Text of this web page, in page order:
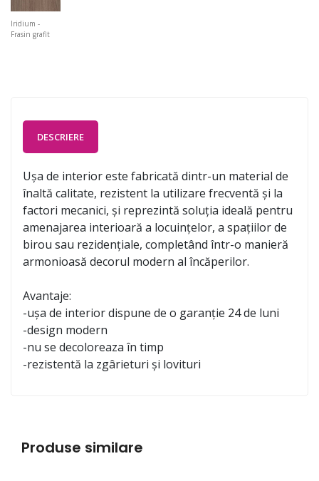
Iridium -
Frasin grafit
DESCRIERE
Ușa de interior este fabricată dintr-un material de
înaltă calitate, rezistent la utilizare frecventă și la
factori mecanici, și reprezintă soluția ideală pentru
amenajarea interioară a locuințelor, a spațiilor de
birou sau rezidențiale, completând într-o manieră
armonioasă decorul modern al încăperilor.
Avantaje:
-ușa de interior dispune de o garanție 24 de luni
-design modern
-nu se decoloreaza în timp
-rezistentă la zgârieturi și lovituri
Produse similare